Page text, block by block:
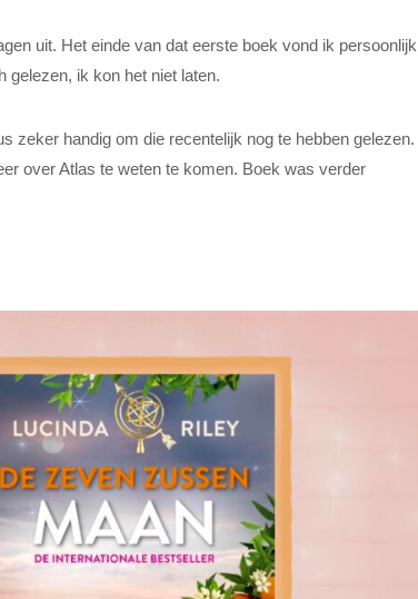
uit. Het einde van dat eerste boek vond ik persoonlijk
gelezen, ik kon het niet laten.
zeker handig om die recentelijk nog te hebben gelezen.
over Atlas te weten te komen. Boek was verder